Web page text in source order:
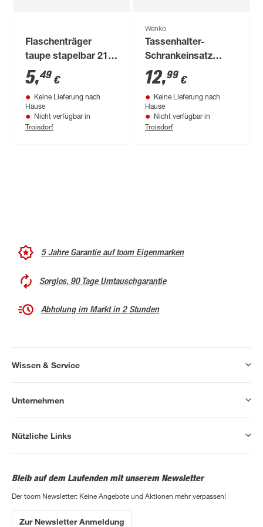
Flaschenträger
taupe stapelbar 21 x
30,5 x 55,4 cm
5,49 €
Keine Lieferung nach
Hause
Nicht verfügbar in
Troisdorf
Wenko
Tassenhalter-
Schrankeinsatz
'Klea' Metall 22 x 5 x
28 cm schwarz
12,99 €
Keine Lieferung nach
Hause
Nicht verfügbar in
Troisdorf
5 Jahre Garantie auf toom Eigenmarken
Sorglos, 90 Tage Umtauschgarantie
Abholung im Markt in 2 Stunden
Wissen & Service
Unternehmen
Nützliche Links
Bleib auf dem Laufenden mit unserem Newsletter
Der toom Newsletter: Keine Angebote und Aktionen mehr verpassen!
Zur Newsletter Anmeldung